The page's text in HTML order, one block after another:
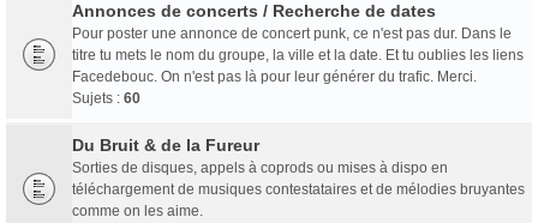
Annonces de concerts / Recherche de dates
Pour poster une annonce de concert punk, ce n'est pas dur. Dans le
titre tu mets le nom du groupe, la ville et la date. Et tu oublies les liens
Facedebouc. On n'est pas là pour leur générer du trafic. Merci.
Sujets : 60
Du Bruit & de la Fureur
Sorties de disques, appels à coprods ou mises à dispo en
téléchargement de musiques contestataires et de mélodies bruyantes
comme on les aime.